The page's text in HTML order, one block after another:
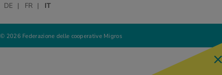
© 2026 Federazione delle cooperative Migros
DE FR IT